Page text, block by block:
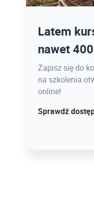
Ostatnie
Bird
12.08 o 12:08
PROCAD
najlepszej cenie!
Sprawdź
Latem
nawet 400
Zapisz się do
na szkolenia
online!
Sprawdź
Szkolenia
Urządzenia i serwis